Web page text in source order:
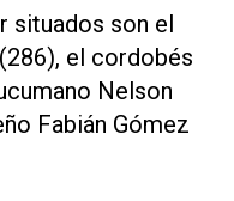
situados son el
el cordobés
Nelson
Fabián Gómez